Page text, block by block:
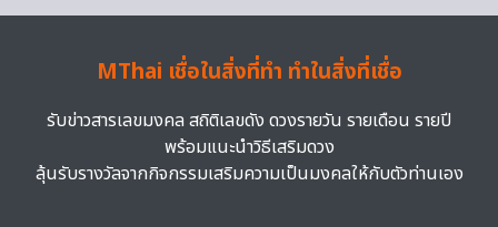
MThai เชื่อในสิ่งที่ทำ ทำในสิ่งที่เชื่อ
รับข่าวสารเลขมงคล สถิติเลขดัง ดวงรายวัน รายเดือน รายปี
พร้อมแนะนำวิธีเสริมดวง
ลุ้นรับรางวัลจากกิจกรรมเสริมความเป็นมงคลให้กับตัวท่านเอง